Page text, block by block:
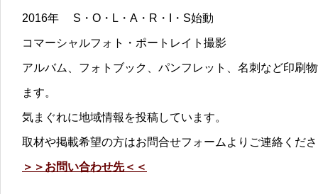
2016年 S・O・L・A・R・I・S始動
コマーシャルフォト・ポートレイト撮影
アルバム、フォトブック、パンフレット、名刺など印刷
ます。
気まぐれに地域情報を投稿しています。
取材や掲載希望の方はお問合せフォームよりご連絡くだ
＞＞お問い合わせ先＜＜